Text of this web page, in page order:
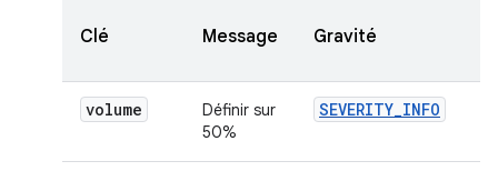
Clé Message Gravité
volume
Définir sur
50%
SEVERITY_INFO